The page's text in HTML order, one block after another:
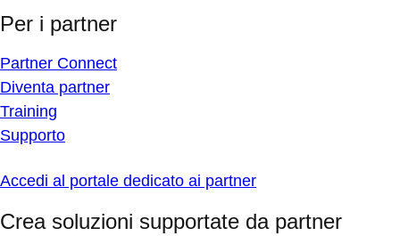
Per i partner
Partner Connect
Diventa partner
Training
Supporto
Accedi al portale dedicato ai partner
Crea soluzioni supportate da partner